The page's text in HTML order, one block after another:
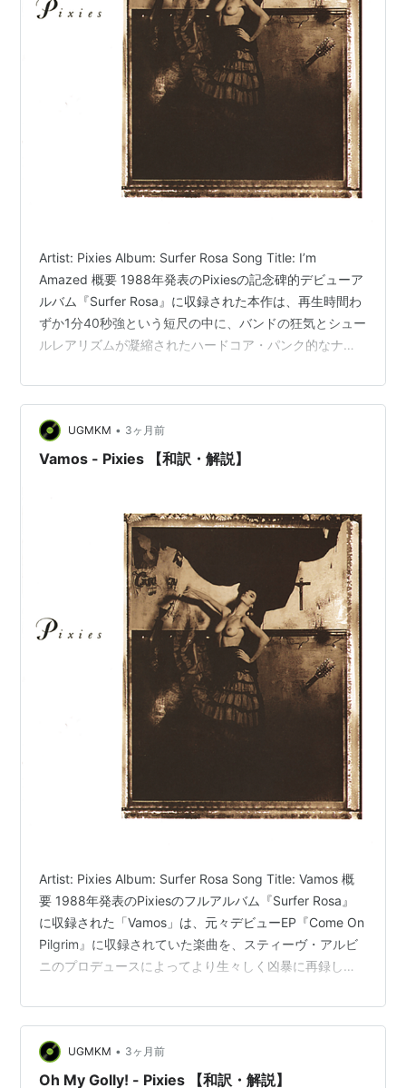
Artist: Pixies Album: Surfer Rosa Song Title: I’m
Amazed 概要 1988年発表のPixiesの記念碑的デビューア
ルバム『Surfer Rosa』に収録された本作は、再生時間わ
ずか1分40秒強という短尺の中に、バンドの狂気とシュー
ルレアリズムが凝縮されたハードコア・パンク的なナン
た約40秒間にも及ぶキム・ディールとブラック・フラン
シスの生々しいスタジオでの会話だ。これはプロデュー
サーのスティーヴ・アルビニがマイクをオンにしたまま
録音したもので、教師による生徒への性的虐待というシ
UGMKM • 3ヶ月前
Vamos - Pixies 【和訳・解説】
Artist: Pixies Album: Surfer Rosa Song Title: Vamos 概
要 1988年発表のPixiesのフルアルバム『Surfer Rosa』
に収録された「Vamos」は、元々デビューEP『Come On
Pilgrim』に収録されていた楽曲を、スティーヴ・アルビ
ニのプロデュースによってより生々しく凶暴に再録した
裂するジョーイ・サンティアゴの常軌を逸したノイズ・
ギターソロだ。アンプのノイズやスイッチの切り替え音
すらも楽器として操るそのアヴァンギャルドなプレイ
は、後のオルタナティヴ・ロックシーンに多大な影響を
UGMKM • 3ヶ月前
Oh My Golly! - Pixies 【和訳・解説】